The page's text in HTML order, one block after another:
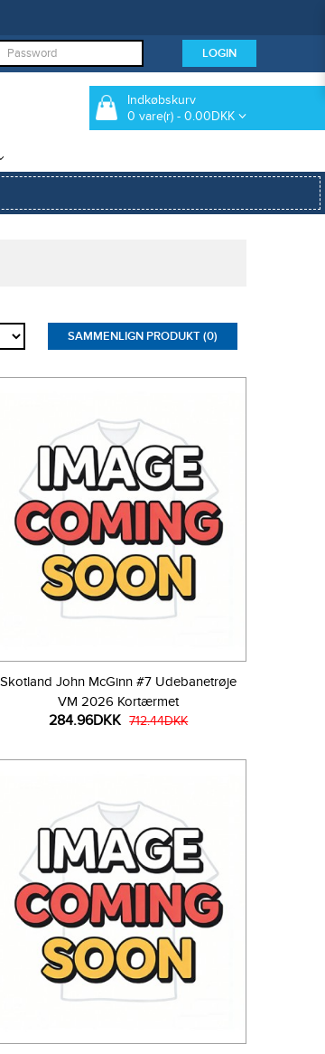
Indkøbskurv
0 vare(r) - 0.00DKK
SAMMENLIGN PRODUKT (0)
Skotland John McGinn #7 Udebanetrøje
VM 2026 Kortærmet
284.96DKK 712.44DKK